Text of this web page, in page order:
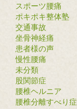
スポーツ腰痛
ポキポキ整体塾
交通事故
坐骨神経痛
患者様の声
慢性腰痛
未分類
股関節症
腰椎ヘルニア
腰椎分離すべり症